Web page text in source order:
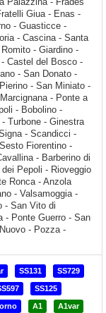
SS131 SS729
SS125
A1 A1var